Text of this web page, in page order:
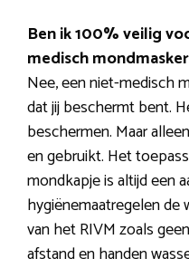
Ben ik 100% veilig
medisch
Nee, een niet-medisch
dat jij beschermt bent.
beschermen. Maar
en gebruikt. Het
mondkapje is altijd een
hygiënemaatregelen
van het RIVM zoals
afstand en handen